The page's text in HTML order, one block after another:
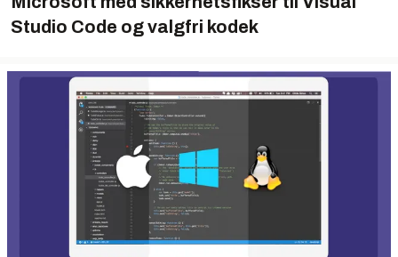
Studio Code og valgfri kodek